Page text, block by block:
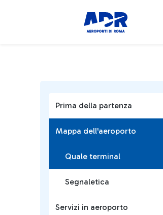
Prima della partenza
Mappa dell'aeroporto
Quale terminal
Segnaletica
Servizi in aeroporto